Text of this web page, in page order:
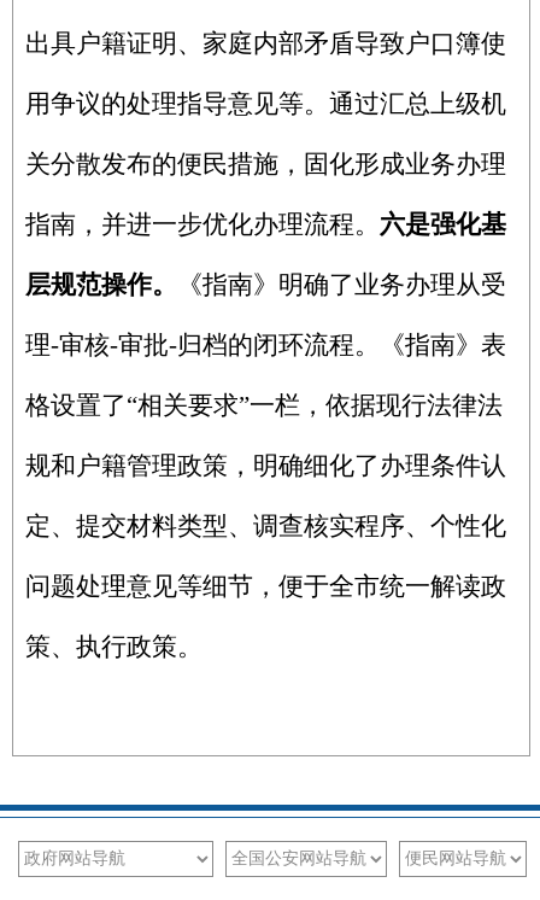
出具户籍证明、家庭内部矛盾导致户口簿使
用争议的处理指导意见等。通过汇总上级机
关分散发布的便民措施，固化形成业务办理
指南，并进一步优化办理流程。 六是强化基
层规范操作。 《指南》明确了业务办理从受
理-审核-审批-归档的闭环流程。《指南》表
格设置了“相关要求”一栏，依据现行法律法
规和户籍管理政策，明确细化了办理条件认
定、提交材料类型、调查核实程序、个性化
问题处理意见等细节，便于全市统一解读政
策、执行政策。